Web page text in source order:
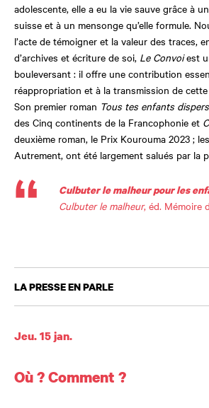
adolescente, elle a eu la vie sauve grâce à
suisse et à un mensonge qu’elle formule.
l’acte de témoigner et la valeur des traces,
d’archives et écriture de soi, Le Convoiest
bouleversant : il offre une contribution
réappropriation et à la transmission de
Son premier roman Tous tes enfants
des Cinq continents de la Francophonie et
deuxième roman, le Prix Kourouma 2023 ;
Autrement, ont été largement salués par la
Culbuter le malheur pourles
Culbuter le malheur, éd. Mémoire
LA PRESSE EN PARLE
Dates et horaires
Jeu. 15 jan.
Où ? Comment ?